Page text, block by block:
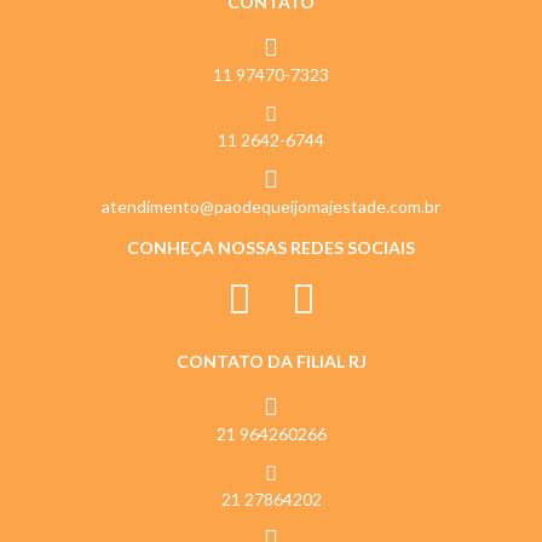
11 97470-7323
11 2642-6744
atendimento@paodequeijomajestade.com.br
CONHEÇA NOSSAS REDES SOCIAIS
CONTATO DA FILIAL RJ
21 964260266
21 27864202